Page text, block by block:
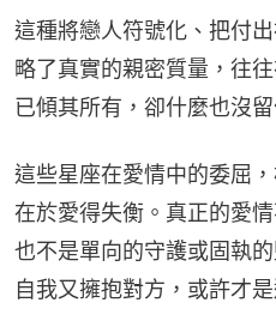
這種將戀人符號化、把付
略了真實的親密質量，往
已傾其所有，卻什麼也沒留
這些星座在愛情中的委屈
在於愛得失衡。真正的愛
也不是單向的守護或固執
自我又擁抱對方，或許才